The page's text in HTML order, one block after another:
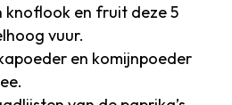
knoflook en fruit deze 5
vuur.
en komijnpoeder